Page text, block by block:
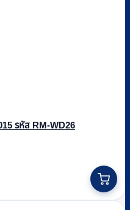
รหัส RM-WD26